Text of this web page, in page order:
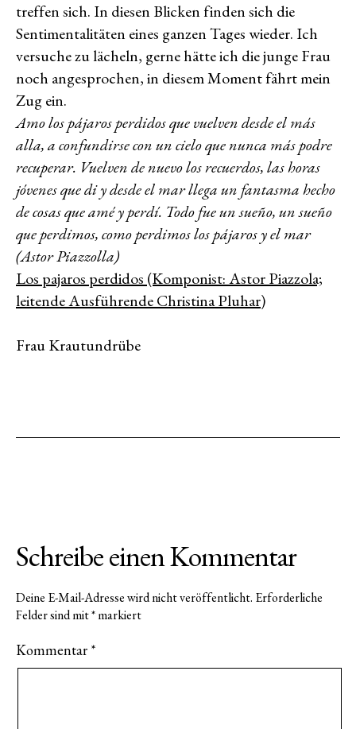
treffen sich. In diesen Blicken finden sich die
Sentimentalitäten eines ganzen Tages wieder. Ich
versuche zu lächeln, gerne hätte ich die junge Frau
noch angesprochen, in diesem Moment fährt mein
Zug ein.
Amo los pájaros perdidos que vuelven desde el más
alla, a confundirse con un cielo que nunca más podre
recuperar. Vuelven de nuevo los recuerdos, las horas
jóvenes que di y desde el mar llega un fantasma hecho
de cosas que amé y perdí. Todo fue un sueño, un sueño
que perdimos, como perdimos los pájaros y el mar
(Astor Piazzolla)
Los pajaros perdidos (Komponist: Astor Piazzola;
leitende Ausführende Christina Pluhar)
Frau Krautundrübe
Schreibe einen Kommentar
Deine E-Mail-Adresse wird nicht veröffentlicht. Erforderliche
Felder sind mit*markiert
Kommentar *